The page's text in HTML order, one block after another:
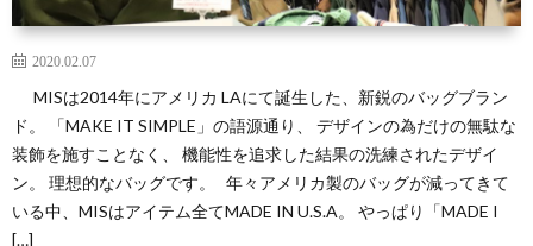
2020.02.07
MISは2014年にアメリカ LAにて誕生した、新鋭のバッグブラン
ド。 「MAKE IT SIMPLE」の語源通り、 デザインの為だけの無駄な
装飾を施すことなく、 機能性を追求した結果の洗練されたデザイ
ン。 理想的なバッグです。 年々アメリカ製のバッグが減ってきて
いる中、MISはアイテム全てMADE IN U.S.A。 やっぱり「MADE I
[…]